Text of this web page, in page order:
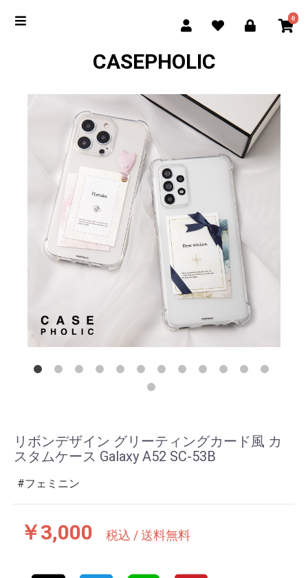
0
CASEPHOLIC
リボンデザイン グリーティングカード風 カ
スタムケース Galaxy A52 SC-53B
フェミニン
￥3,000 税込 / 送料無料